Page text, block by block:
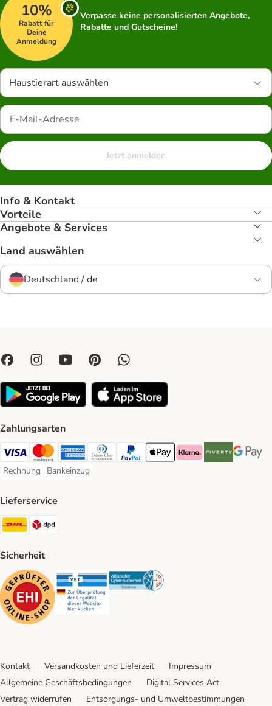
10%
Rabatt für
Deine
Anmeldung
Verpasse keine personalisierten Angebote,
Rabatte und Gutscheine!
Haustierart auswählen
Jetzt anmelden
Info & Kontakt
Vorteile
Angebote & Services
Land auswählen
Deutschland / de
Zahlungsarten
Visa Payment Method
Mastercard Payment Method
American Express Payment Method
Diners Club Payment Method
PayPal Payment Method
Apple Pay Payment Method
Klarna Payment Method
Riverty Payment
Google
Rechnung
Rechnung Payment Method
Bankeinzug
Bankeinzug Payment Method
Lieferservice
DHL Shipping Method
Sicherheit
Security Security Security
Kontakt Versandkosten und Lieferzeit
Impressum
Allgemeine Geschäftsbedingungen
Digital Services Act
Vertrag widerrufen
Entsorgungs- und Umweltbestimmungen